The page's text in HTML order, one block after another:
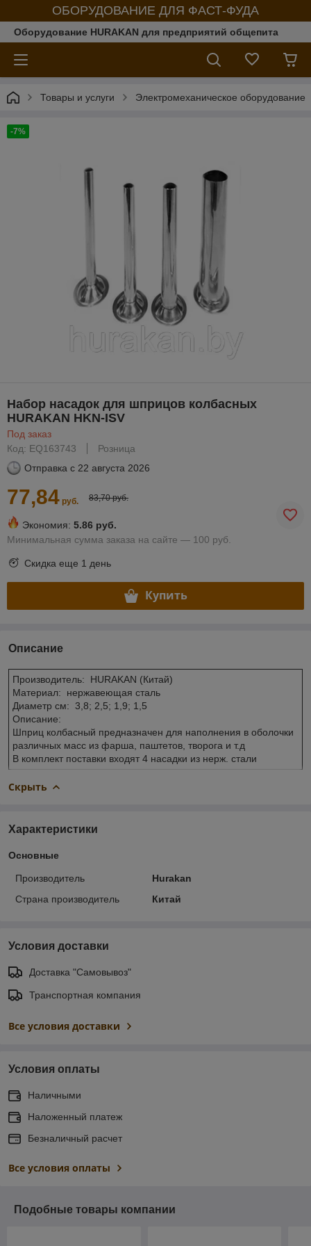
ОБОРУДОВАНИЕ ДЛЯ ФАСТ-ФУДА
Оборудование HURAKAN для предприятий общепита
Товары и услуги Электромеханическое оборудование
-7%
Набор насадок для шприцов колбасных
HURAKAN HKN-ISV
Под заказ
Код: EQ163743
Розница
Отправка с 22 августа 2026
77,84 руб. 83,70 руб.
Экономия: 5.86 руб.
Минимальная сумма заказа на сайте — 100 руб.
Скидка еще 1 день
Купить
Описание
Производитель: HURAKAN (Китай)
Материал: нержавеющая сталь
Диаметр см: 3,8; 2,5; 1,9; 1,5
Описание:
Шприц колбасный предназначен для наполнения в оболочки
различных масс из фарша, паштетов, творога и т.д
В комплект поставки входят 4 насадки из нерж. стали
Скрыть
Характеристики
Основные
Производитель
Hurakan
Страна производитель
Китай
Условия доставки
Доставка "Самовывоз"
Транспортная компания
Все условия доставки
Условия оплаты
Наличными
Наложенный платеж
Безналичный расчет
Все условия оплаты
Подобные товары компании